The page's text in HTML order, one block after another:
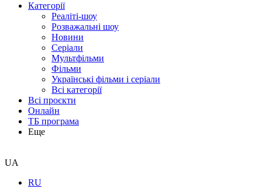
Категорії
Реаліті-шоу
Розважальні шоу
Новини
Серіали
Мультфільми
Фільми
Українські фільми і серіали
Всі категорії
Всі проєкти
Онлайн
ТБ програма
Еще
UA
RU